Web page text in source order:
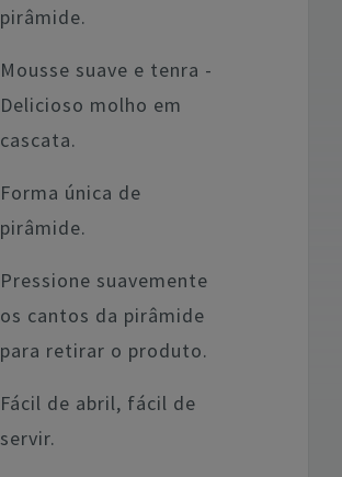
pirâmide.
Mousse suave e tenra -
Delicioso molho em
cascata.
Forma única de
pirâmide.
Pressione suavemente
os cantos da pirâmide
para retirar o produto.
Fácil de abril, fácil de
servir.